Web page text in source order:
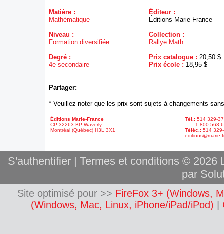
Matière :
Mathématique
Niveau :
Formation diversifiée
Degré :
4e secondaire
Éditeur :
Éditions Marie-France
Collection :
Rallye Math
Prix catalogue : 20,50 $
Prix école : 18,95 $
Partager:
* Veuillez noter que les prix sont sujets à changements
Éditions Marie-France
CP 32263 BP Waverly
Montréal (Québec) H3L 3X1
Tél.: 514 329-
1 800 563-
Téléc.: 514
editions@marie-
S'authentifier| Termes et conditions © 2026
par
Site optimisé pour >> FireFox 3+ (Windows,
(Windows, Mac, Linux, iPhone/iPad/iPod)